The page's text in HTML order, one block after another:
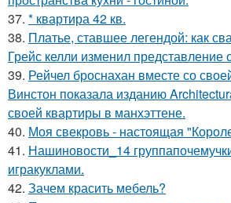
37. * квартира 42 кв.
38. Платье, ставшее легендой: как
Грейс келли изменил представление
39. Рейчел броснахан вместе со
Винстон показала изданию
своей квартиры в манхэттене.
40. Моя свекровь - настоящая
41. Нашиновости_14
игракуклами.
42. Зачем красить мебель?